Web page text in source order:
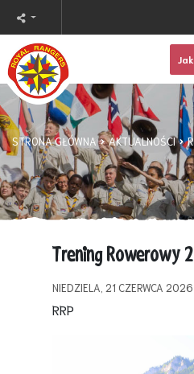
AKTUALNOŚCI
STRONA GŁÓWNA
Trening Rowerowy
NIEDZIELA, 21 CZERWCA 2026
RRP